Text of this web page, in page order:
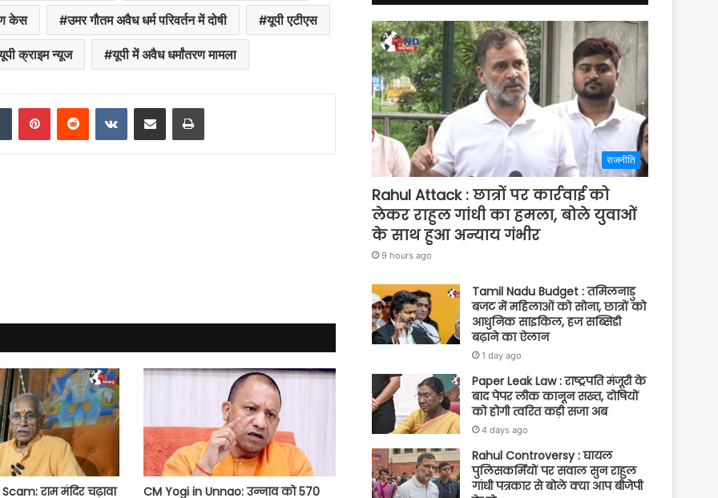
केस उमर गौतम अवैध धर्म परिवर्तन में दोषी यूपी एटीएस
क्राइम न्यूज यूपी में अवैध धर्मांतरण मामला
Tumblr PinterestReddit VKontakteShare via Email Print
राम मंदिर चढ़ावा
CM Yogi in Unnao: उन्नाव को 570
राजनीति
Rahul Attack : छात्रों पर कार्रवाई को
लेकर राहुल गांधी का हमला, बोले युवाओं
के साथ हुआ अन्याय गंभीर
9 hours ago
Tamil Nadu Budget : तमिलनाडु
बजट में महिलाओं को सोना, छात्रों को
आधुनिक साइकिल, हज सब्सिडी
बढ़ाने का ऐलान
1 day ago
Paper Leak Law : राष्ट्रपति मंजूरी के
बाद पेपर लीक कानून सख्त, दोषियों
को होगी त्वरित कड़ी सजा अब
4 days ago
Rahul Controversy : घायल
पुलिसकर्मियों पर सवाल सुन राहुल
गांधी पत्रकार से बोले क्या आप बीजेपी